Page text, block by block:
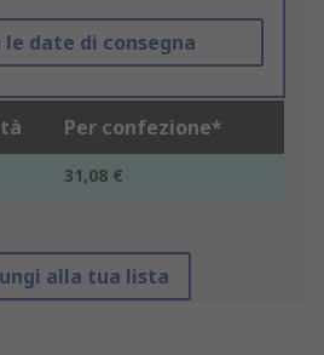
date di consegna
Per confezione*
31,08 €
alla tua lista